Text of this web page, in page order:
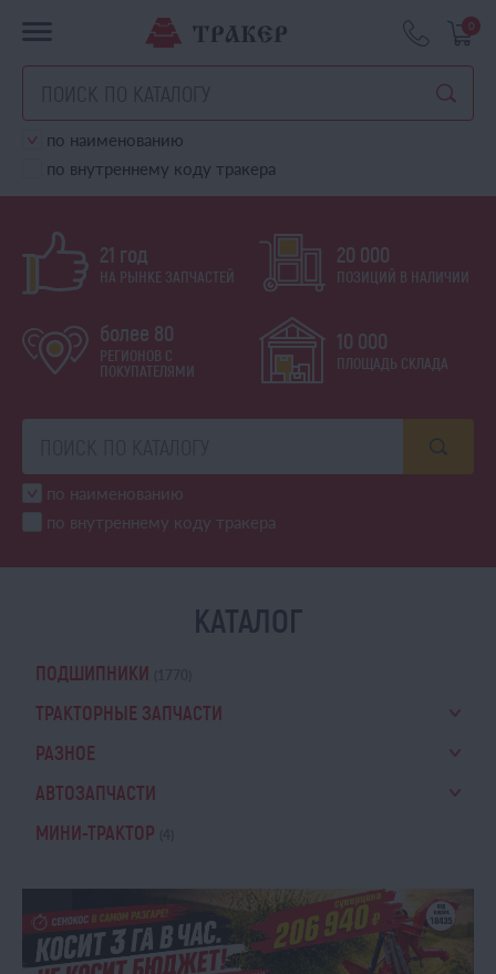
0
по наименованию
по внутреннему коду тракера
21 год
НА РЫНКЕ ЗАПЧАСТЕЙ
20 000
ПОЗИЦИЙ В НАЛИЧИИ
более 80
РЕГИОНОВ С
ПОКУПАТЕЛЯМИ
10 000
ПЛОЩАДЬ СКЛАДА
по наименованию
по внутреннему коду тракера
КАТАЛОГ
ПОДШИПНИКИ
ТРАКТОРНЫЕ ЗАПЧАСТИ
РАЗНОЕ
АВТОЗАПЧАСТИ
МИНИ-ТРАКТОР